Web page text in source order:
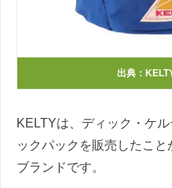
出典：
KELTYは、ディック・ケ
ックパックを販売したこ
ブランドです。